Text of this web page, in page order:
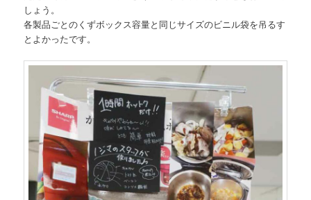
しょう。
各製品ごとのくずボックス容量と同じサイズのビニル袋を吊るす
とよかったです。